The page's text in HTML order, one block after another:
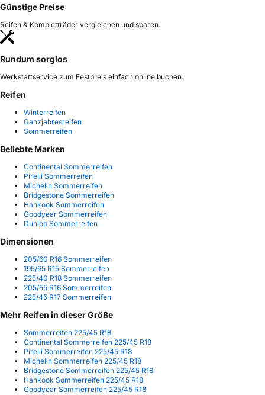
Günstige Preise
Reifen & Kompletträder vergleichen und sparen.
Rundum sorglos
Werkstattservice zum Festpreis einfach online buchen.
Reifen
Winterreifen
Ganzjahresreifen
Sommerreifen
Beliebte Marken
Continental Sommerreifen
Pirelli Sommerreifen
Michelin Sommerreifen
Bridgestone Sommerreifen
Hankook Sommerreifen
Goodyear Sommerreifen
Dunlop Sommerreifen
Dimensionen
205/60 R16 Sommerreifen
195/65 R15 Sommerreifen
225/40 R18 Sommerreifen
205/55 R16 Sommerreifen
225/45 R17 Sommerreifen
Mehr Reifen in dieser Größe
Sommerreifen 225/45 R18
Continental Sommerreifen 225/45 R18
Pirelli Sommerreifen 225/45 R18
Michelin Sommerreifen 225/45 R18
Bridgestone Sommerreifen 225/45 R18
Hankook Sommerreifen 225/45 R18
Goodyear Sommerreifen 225/45 R18